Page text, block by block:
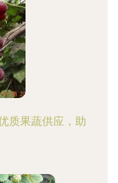
质果蔬供应，助